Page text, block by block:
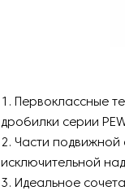
1. Первоклассные
дробилки серии
2. Части подвижной
исключительной
3. Идеальное